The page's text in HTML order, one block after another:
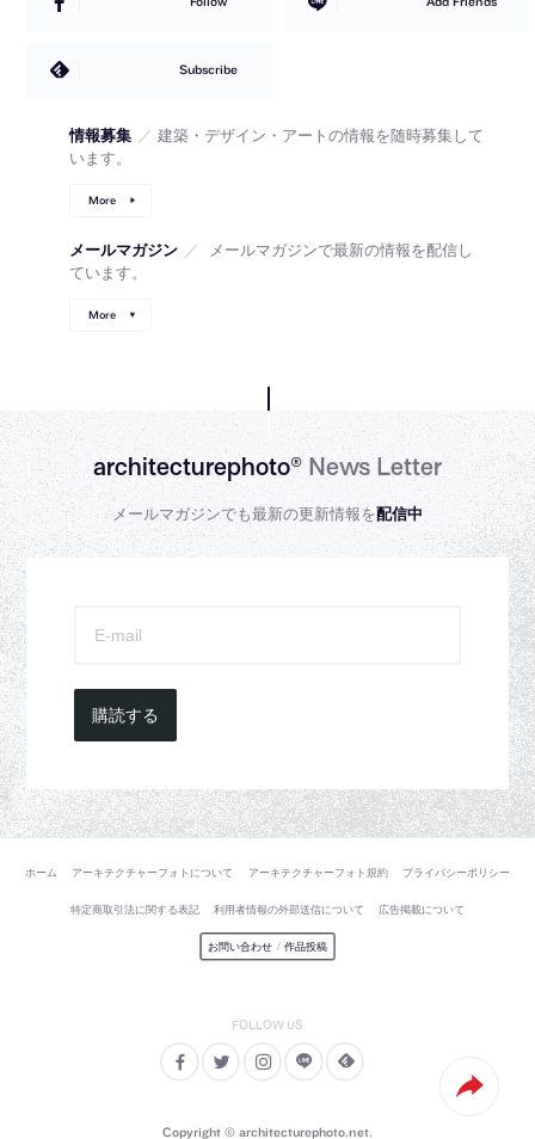
Subscribe
情報募集 ／ 建築・デザイン・アートの情報を随時募集して
います。
More
メールマガジン ／
メールマガジンで最新の情報を配信し
ています。
More
architecturephoto®News Letter
メールマガジンでも最新の更新情報を配信中
購読する
ホーム アーキテクチャーフォトについて アーキテクチャーフォト規約 プライバシーポリシー
特定商取引法に関する表記 利用者情報の外部送信について 広告掲載について
お問い合わせ / 作品投稿
Copyright © architecturephoto.net.